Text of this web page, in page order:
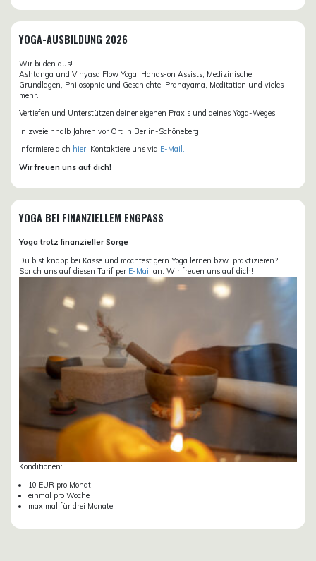
YOGA-AUSBILDUNG 2026
Wir bilden aus!
Ashtanga und Vinyasa Flow Yoga, Hands-on Assists, Medizinische
Grundlagen, Philosophie und Geschichte, Pranayama, Meditation und vieles
mehr.
Vertiefen und Unterstützen deiner eigenen Praxis und deines Yoga-Weges.
In zweieinhalb Jahren vor Ort in Berlin-Schöneberg.
Informiere dich hier. Kontaktiere uns via E-Mail.
Wir freuen uns auf dich!
YOGA BEI FINANZIELLEM ENGPASS
Yoga trotz finanzieller Sorge
Du bist knapp bei Kasse und möchtest gern Yoga lernen bzw. praktizieren?
Sprich uns auf diesen Tarif per E-Mail an. Wir freuen uns auf dich!
Konditionen:
10 EUR pro Monat
einmal pro Woche
maximal für drei Monate